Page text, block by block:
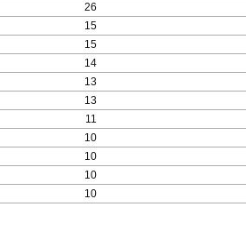
26
15
15
14
13
13
11
10
10
10
10